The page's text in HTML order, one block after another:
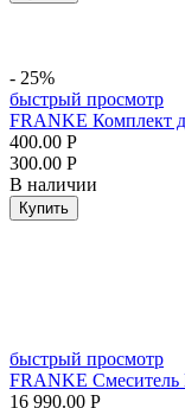
- 25%
быстрый просмотр
FRANKE Комплект
400.00 Р
300.00 Р
В наличии
Купить
быстрый просмотр
FRANKE Смеситель
16 990.00 Р